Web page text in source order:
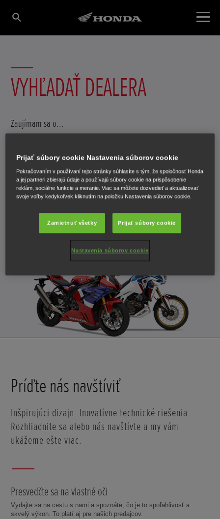
VYHĽADAŤ DEALERA
Zaujímam sa o...
Servis
Hľadať Odoslať
Použiť aktuálne miesto
Príďte nás navštíviť
Inšpirujúci dizajn. Inovatívne technické riešenia.
Rozhliadnite sa alebo nás navštívte a my vám
ukážeme ešte viac.
Presvedčte sa na vlastné oči
Vydajte sa na cestu s nami a spoznáte, čo je to spoľahlivosť a
skvelý výkon. To platí aj pre našich predajcov.
Prijať súbory cookie Nastavenia súborov cookie
Pokračovaním v používaní tejto stránky súhlasíte s tým, že spoločnosť Honda
a jej partneri zbierajú údaje a používajú súbory cookie na prispôsobenie
reklám, sociálne funkcie a meranie. Viac sa môžete dozvedieť a aktualizovať
svoje voľby kedykoľvek kliknutím na položku Nastavenia súborov cookie.
Zamietnuť všetky Prijať súbory cookie
Nastavenia súborov cookie